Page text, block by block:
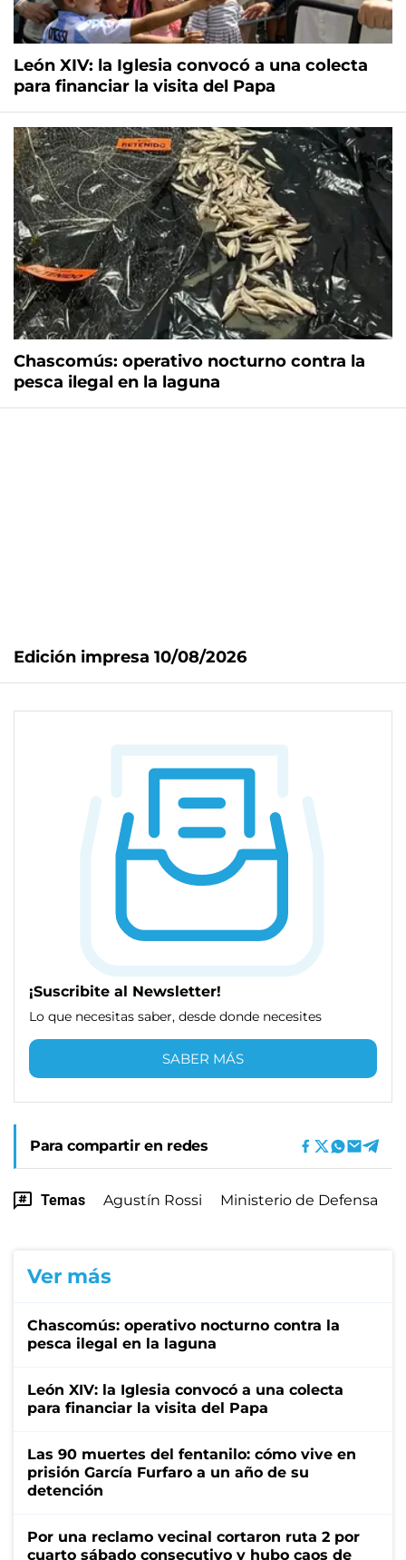
León XIV: la Iglesia convocó a una colecta
para financiar la visita del Papa
Chascomús: operativo nocturno contra la
pesca ilegal en la laguna
Edición impresa 10/08/2026
¡Suscribite al Newsletter!
Lo que necesitas saber, desde donde necesites
SABER MÁS
Para compartir en redes
Temas Agustín Rossi Ministerio de Defensa
Ver más
Chascomús: operativo nocturno contra la
pesca ilegal en la laguna
León XIV: la Iglesia convocó a una colecta
para financiar la visita del Papa
Las 90 muertes del fentanilo: cómo vive en
prisión García Furfaro a un año de su
detención
Por una reclamo vecinal cortaron ruta 2 por
cuarto sábado consecutivo y hubo caos de